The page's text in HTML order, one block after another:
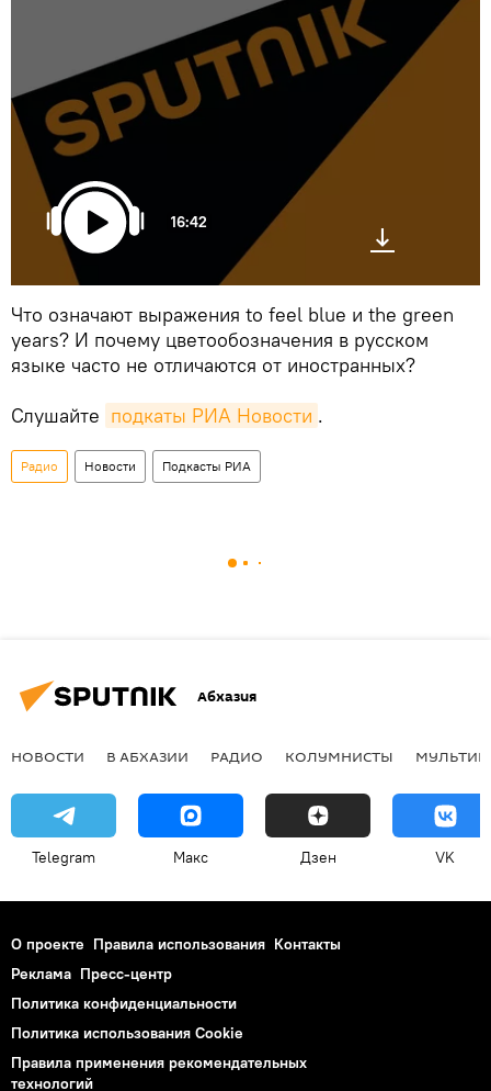
16:42
Что означают выражения to feel blue и the green
years? И почему цветообозначения в русском
языке часто не отличаются от иностранных?
Слушайте подкаты РИА Новости .
Радио Новости Подкасты РИА
Абхазия
НОВОСТИ В АБХАЗИИ РАДИО КОЛУМНИСТЫ
Telegram Макс Дзен VK
О проекте Правила использования Контакты
Реклама Пресс-центр
Политика конфиденциальности
Политика использования Cookie
Правила применения рекомендательных
технологий